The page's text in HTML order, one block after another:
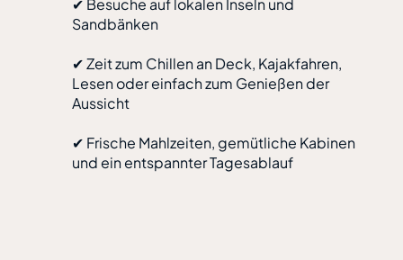
✔ Besuche auf lokalen Inseln und
Sandbänken
✔ Zeit zum Chillen an Deck, Kajakfahren,
Lesen oder einfach zum Genießen der
Aussicht
✔ Frische Mahlzeiten, gemütliche Kabinen
und ein entspannter Tagesablauf